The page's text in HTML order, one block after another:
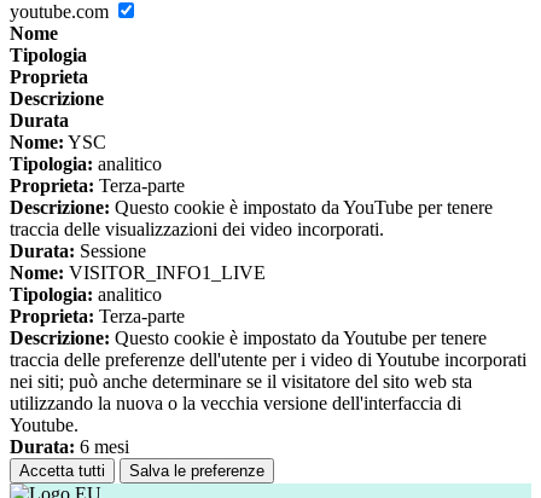
youtube.com
Nome
Tipologia
Proprieta
Descrizione
Durata
Nome: YSC
Tipologia: analitico
Proprieta: Terza-parte
Descrizione: Questo cookie è impostato da YouTube per tenere
traccia delle visualizzazioni dei video incorporati.
Durata: Sessione
Nome: VISITOR_INFO1_LIVE
Tipologia: analitico
Proprieta: Terza-parte
Descrizione: Questo cookie è impostato da Youtube per tenere
traccia delle preferenze dell'utente per i video di Youtube incorporati
nei siti; può anche determinare se il visitatore del sito web sta
utilizzando la nuova o la vecchia versione dell'interfaccia di
Youtube.
Durata: 6 mesi
Accetta tutti Salva le preferenze